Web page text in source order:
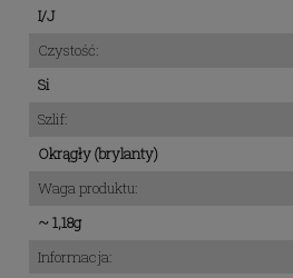
I/J
Czystość:
Si
Szlif:
Okrągły (brylanty)
Waga produktu:
~ 1,18g
Informacja: